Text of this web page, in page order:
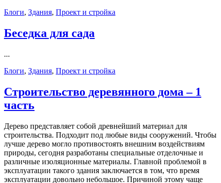
Блоги, Здания, Проект и стройка
Беседка для сада
...
Блоги, Здания, Проект и стройка
Строительство деревянного дома – 1
часть
Дерево представляет собой древнейший материал для
строительства. Подходит под любые виды сооружений. Чтобы
лучше дерево могло противостоять внешним воздействиям
природы, сегодня разработаны специальные отделочные и
различные изоляционные материалы. Главной проблемой в
эксплуатации такого здания заключается в том, что время
эксплуатации довольно небольшое. Причиной этому чаще